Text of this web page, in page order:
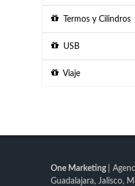
Termos y Cilindros
USB
Viaje
One Marketing
|
Guadalajara, Jalisco,